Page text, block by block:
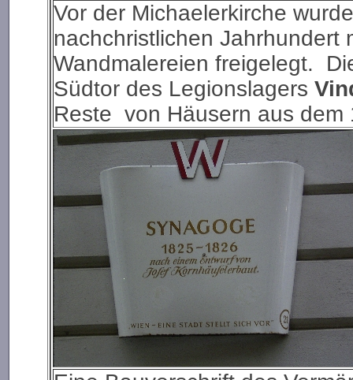
Vor der Michaelerkirche
nachchristlichen Jahrhundert
Wandmalereien freigelegt.
Südtor des Legionslagers
Reste von Häusern aus dem